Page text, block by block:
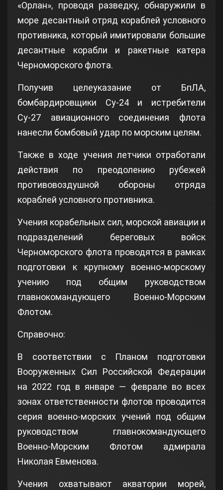
«Орлан», проводя разведку, обнаружили в
море десантный отряд кораблей условного
противника, который имитировали большие
десантные корабли и ракетные катера
Черноморского флота.
Получив целеуказание от БпЛА,
бомбардировщики Су-24 и истребители
Су-27 авиационного соединения флота
нанесли бомбовый удар по морским целям.
Также в ходе учения летчики отработали
действия по преодолению рубежей
противовоздушной обороны отряда
кораблей условного противника.
Учения корабельных сил, морской авиации и
подразделений береговых войск
Черноморского флота проводятся в рамках
подготовки к крупному военно-морскому
учению под общим руководством
главнокомандующего Военно-Морским
Флотом.
Справочно:
В соответствии с Планом подготовки
Вооруженных Сил Российской Федерации
на 2022 год в январе — феврале во всех
зонах ответственности флотов проводится
серия военно-морских учений под общим
руководством главнокомандующего
Военно-Морским Флотом адмирала
Николая Евменова.
Учения охватывают акватории морей,